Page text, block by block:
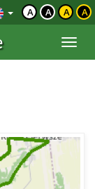
A A A A